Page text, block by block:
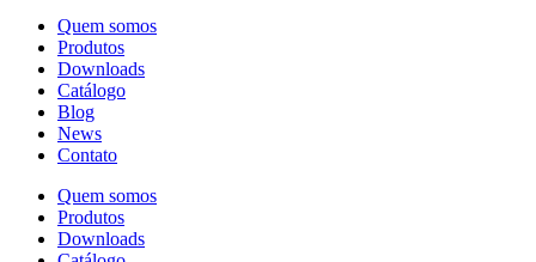
Quem somos
Produtos
Downloads
Catálogo
Blog
News
Contato
Quem somos
Produtos
Downloads